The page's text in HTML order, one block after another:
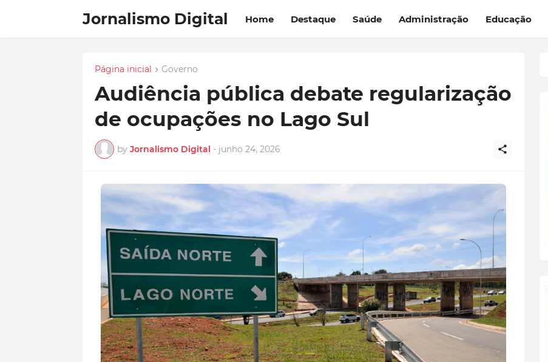
Jornalismo Digital Home Destaque Saúde Administração Educação
Página inicial Governo
Audiência pública debate regularização
de ocupações no Lago Sul
by Jornalismo Digital - junho 24, 2026